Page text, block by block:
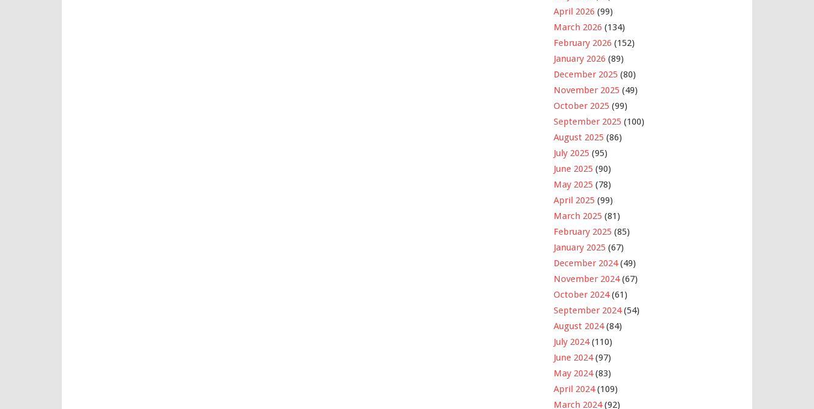
April 2026 (99)
March 2026 (134)
February 2026 (152)
January 2026 (89)
December 2025 (80)
November 2025 (49)
October 2025 (99)
September 2025 (100)
August 2025 (86)
July 2025 (95)
June 2025 (90)
May 2025 (78)
April 2025 (99)
March 2025 (81)
February 2025 (85)
January 2025 (67)
December 2024(49)
November 2024(67)
October 2024(61)
September 2024(54)
August 2024(84)
July 2024(110)
June 2024(97)
May 2024(83)
April 2024(109)
March 2024(92)